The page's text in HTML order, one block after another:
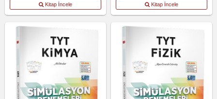
Kitap İncele Kitap İncele